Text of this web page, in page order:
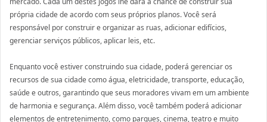
própria cidade de acordo com seus próprios planos. Você será
responsável por construir e organizar as ruas, adicionar edifícios,
gerenciar serviços públicos, aplicar leis, etc.
Enquanto você estiver construindo sua cidade, poderá gerenciar os
recursos de sua cidade como água, eletricidade, transporte, educação,
saúde e outros, garantindo que seus moradores vivam em um ambiente
de harmonia e segurança. Além disso, você também poderá adicionar
elementos de entretenimento, como parques, cinema, teatro e muito